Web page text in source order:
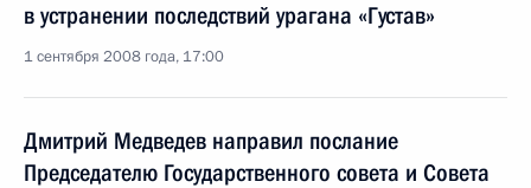
в устранении последствий урагана «Густав»
1 сентября 2008 года, 17:00
Дмитрий Медведев направил послание
Председателю Государственного совета и Совета